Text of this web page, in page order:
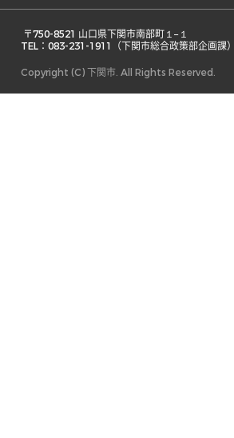
TEL：083-231-1911（下関市総合政策部企画課）
Copyright (C) 下関市. All Rights Reserved.